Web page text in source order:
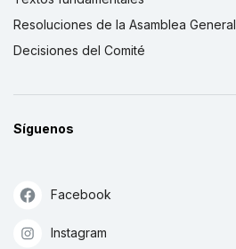
Resoluciones de la Asamblea General
Decisiones del Comité
Síguenos
Facebook
Instagram